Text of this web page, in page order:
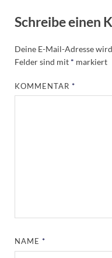
Schreibe einen
Deine E-Mail-Adresse
Felder sind mit * markiert
KOMMENTAR*
NAME*